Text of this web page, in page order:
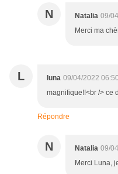
N Natalia 09/
Merci ma
L luna 09/04/2022 06:50
magnifique!!<br /> ce
Répondre
N Natalia 09/
Merci Luna,